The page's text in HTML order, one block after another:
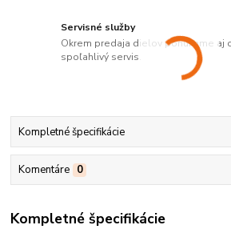
Servisné služby
Okrem predaja dielov ponúkame aj
spoľahlivý servis.
Kompletné špecifikácie
Komentáre 0
Kompletné špecifikácie